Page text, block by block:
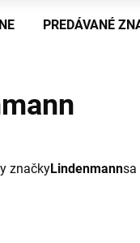
PREDÁVANÉ
značkyLindenmannsa